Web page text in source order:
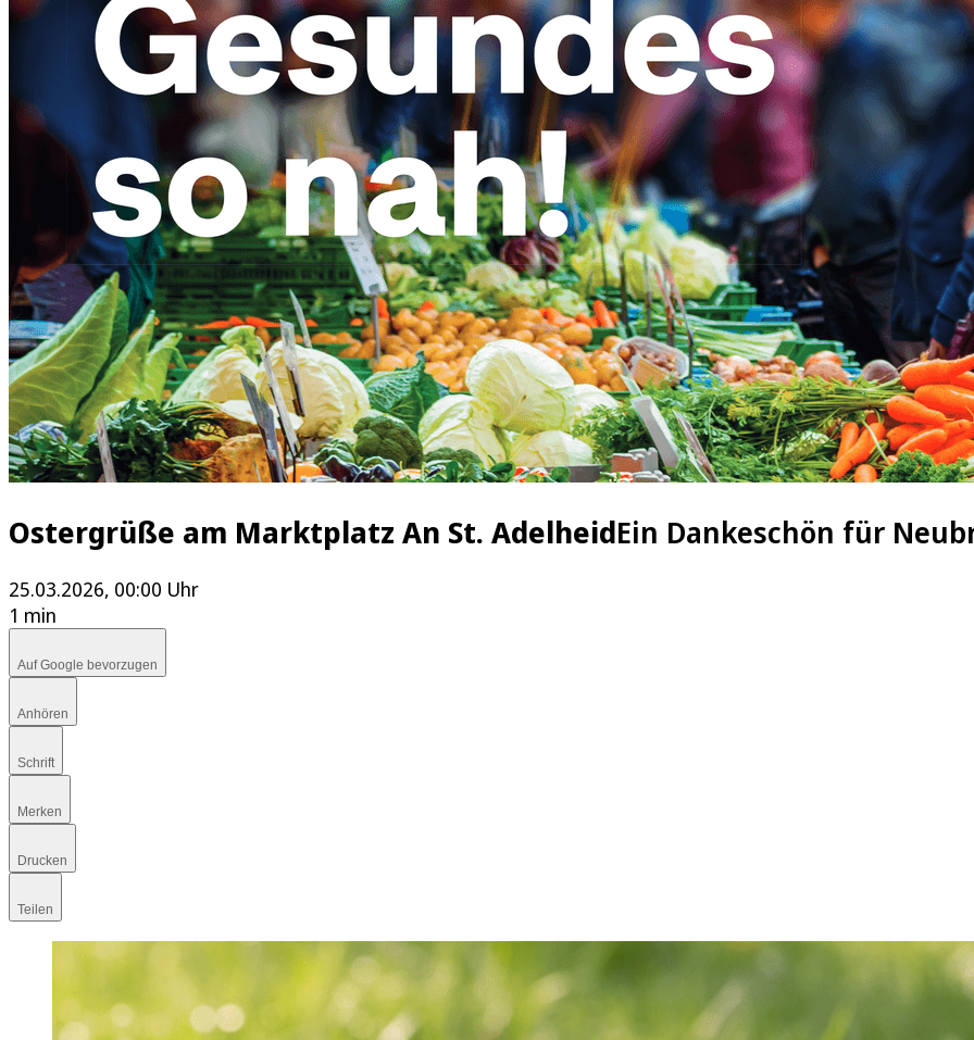
Ostergrüße am Marktplatz An St. AdelheidEin Dankeschön für
25.03.2026, 00:00 Uhr
1 min
Auf Google bevorzugen
Anhören
Schrift
Merken
Drucken
Teilen